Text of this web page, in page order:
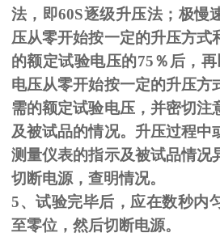
法，即60S逐级升压法；极慢
压从零开始按一定的升压方式
的额定试验电压的75％后，
电压从零开始按一定的升压方
需的额定试验电压，并密切注
及被试品的情况。升压过程中
测量仪表的指示及被试品情况
切断电源，查明情况。
5、试验完毕后，应在数秒内
至零位，然后切断电源。